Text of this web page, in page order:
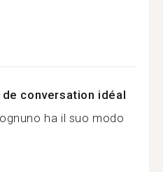
conversation idéal
ha il suo modo